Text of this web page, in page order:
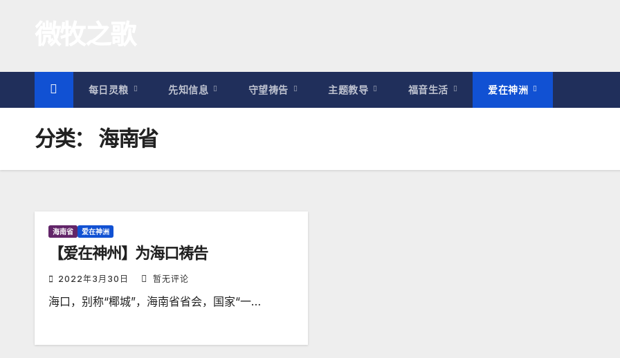
容
每日灵粮 先知信息 守望祷告 主题教导 福音生活 爱在神洲
分类： 海南省
海南省 爱在神洲
【爱在神州】为海口祷告
2022年3月30日 暂无评论
海口，别称“椰城”，海南省省会，国家“一…